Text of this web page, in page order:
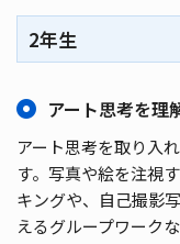
2年生
アート思考を理
アート思考を取り入
す。写真や絵を注視
キングや、⾃⼰撮影
えるグループワーク